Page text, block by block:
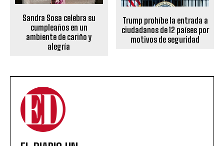
Sandra Sosa celebra su
cumpleaños en un
ambiente de cariño y
alegría
Trump prohíbe la entrada a
ciudadanos de 12 países por
motivos de seguridad